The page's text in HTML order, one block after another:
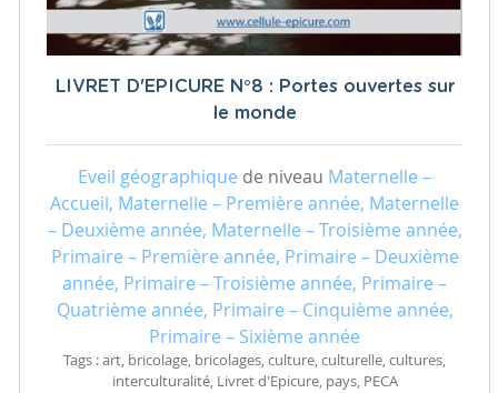
LIVRET D'EPICURE N°8 : Portes ouvertes sur
le monde
Eveil géographique de niveau Maternelle –
Accueil, Maternelle – Première année, Maternelle
– Deuxième année, Maternelle – Troisième année,
Primaire – Première année, Primaire – Deuxième
année, Primaire – Troisième année, Primaire –
Quatrième année, Primaire – Cinquième année,
Primaire – Sixième année
Tags : art, bricolage, bricolages, culture, culturelle, cultures,
interculturalité, Livret d'Epicure, pays, PECA